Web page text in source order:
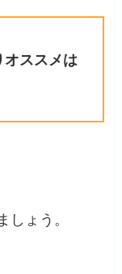
オススメは
しょう。